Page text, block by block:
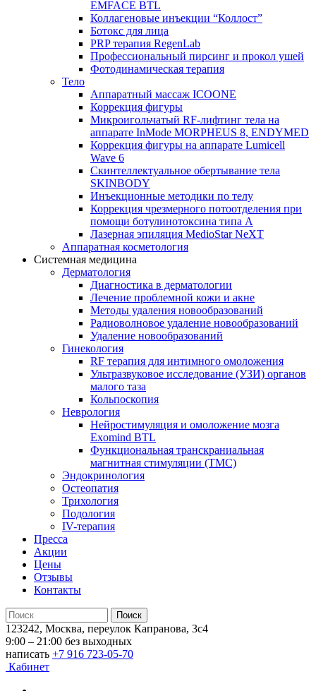
EMFACE BTL
Коллагеновые инъекции “Коллост”
Ботокс для лица
PRP терапия RegenLab
Профессиональный пирсинг и прокол ушей
Фотодинамическая терапия
Тело
Аппаратный массаж ICOONE
Коррекция фигуры
Микроигольчатый RF-лифтинг тела на
аппарате InMode MORPHEUS 8, ENDYMED
Коррекция фигуры на аппарате Lumicell
Wave 6
Скинтеллектуальное обертывание тела
SKINBODY
Инъекционные методики по телу
Коррекция чрезмерного потоотделения при
помощи ботулинотоксина типа А
Лазерная эпиляция MedioStar NeXT
Аппаратная косметология
Системная медицина
Дерматология
Диагностика в дерматологии
Лечение проблемной кожи и акне
Методы удаления новообразований
Радиоволновое удаление новообразований
Удаление новообразований
Гинекология
RF терапия для интимного омоложения
Ультразвуковое исследование (УЗИ) органов
малого таза
Кольпоскопия
Неврология
Нейростимуляция и омоложение мозга
Exomind BTL
Функциональная транскраниальная
магнитная стимуляции (ТМС)
Эндокринология
Остеопатия
Трихология
Подология
IV-терапия
Пресса
Акции
Цены
Отзывы
Контакты
123242, Москва, переулок Капранова, 3с4
9:00 – 21:00 без выходных
написать +7 916 723-05-70
Кабинет